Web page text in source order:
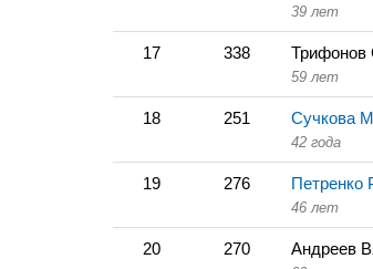
39 лет
17 338 Трифонов
59 лет
18 251 Сучкова
42 года
19 276 Петренко
46 лет
20 270 Андреев